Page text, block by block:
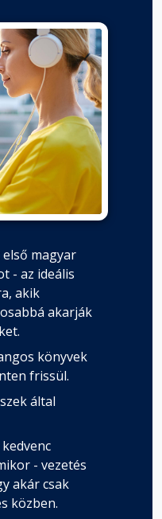
első magyar
- az ideális
akik
akarják
könyvek
frissül.
által
- vezetés
akár csak
közben.